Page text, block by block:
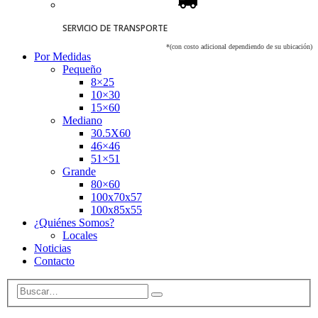
SERVICIO DE TRANSPORTE
*(con costo adicional dependiendo de su ubicación)
Por Medidas
Pequeño
8×25
10×30
15×60
Mediano
30.5X60
46×46
51×51
Grande
80×60
100x70x57
100x85x55
¿Quiénes Somos?
Locales
Noticias
Contacto